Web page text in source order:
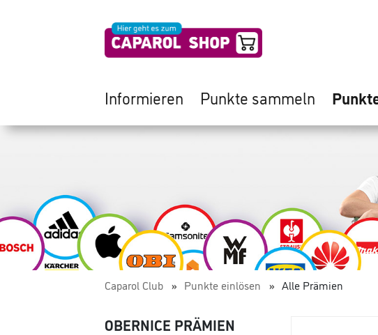
Informieren Punkte sammeln
Caparol Club Punkte einlösen Alle Prämien
OBERNICE PRÄMIEN